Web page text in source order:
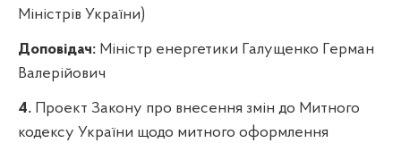
Міністрів України)
Доповідач: Міністр енергетики Галущенко Герман
Валерійович
4. Проект Закону про внесення змін до Митного
кодексу України щодо митного оформлення